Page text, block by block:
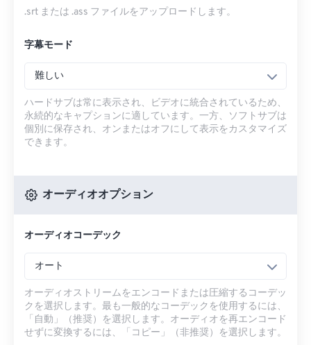
.srt または .ass ファイルをアップロードします。
字幕モード
難しい
ハードサブは常に表示され、ビデオに統合されているため、
永続的なキャプションに適しています。一方、ソフトサブは
個別に保存され、オンまたはオフにして表示をカスタマイズ
できます。
オーディオオプション
オーディオコーデック
オート
オーディオストリームをエンコードまたは圧縮するコーデッ
クを選択します。最も一般的なコーデックを使用するには、
「自動」（推奨）を選択します。オーディオを再エンコード
せずに変換するには、「コピー」（非推奨）を選択します。